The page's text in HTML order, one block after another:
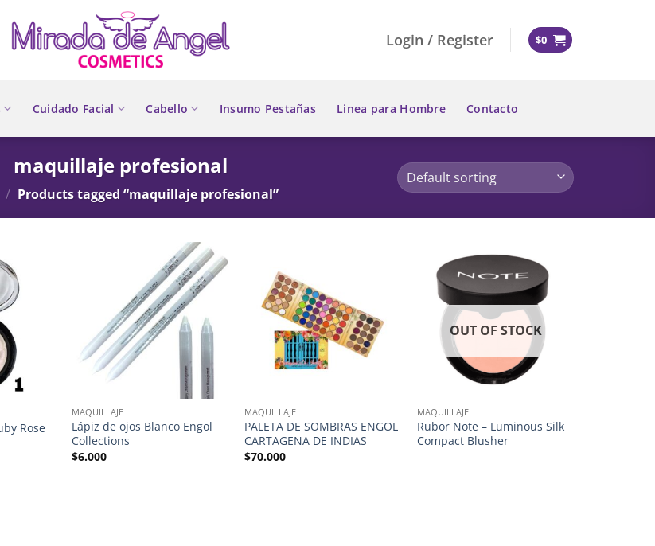
Login / Register $0
Cuidado Facial Cabello Insumo Pestañas Linea para Hombre Contacto
maquillaje profesional
/ Products tagged “maquillaje profesional”
Rose
MAQUILLAJE
Lápiz de ojos Blanco Engol
Collections
$6.000
MAQUILLAJE
PALETA DE SOMBRAS ENGOL
CARTAGENA DE INDIAS
$70.000
OUT OF STOCK
MAQUILLAJE
Rubor Note – Luminous Silk
Compact Blusher